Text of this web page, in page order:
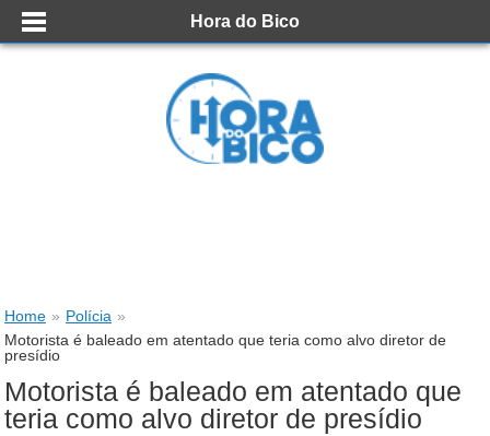
Hora do Bico
Home » Polícia »
Motorista é baleado em atentado que teria como alvo diretor de
presídio
Motorista é baleado em atentado que
teria como alvo diretor de presídio